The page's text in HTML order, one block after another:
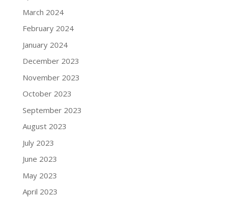
March 2024
February 2024
January 2024
December 2023
November 2023
October 2023
September 2023
August 2023
July 2023
June 2023
May 2023
April 2023